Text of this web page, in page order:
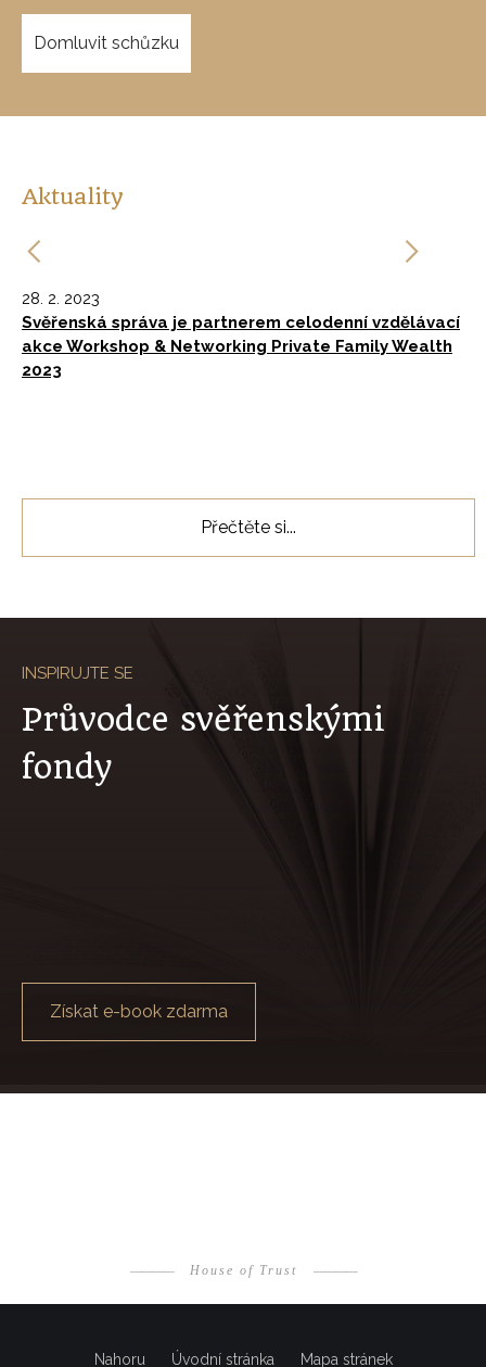
Domluvit schůzku
INSPIRUJTE SE
Průvodce svěřenskými
fondy
Získat e-book zdarma
Aktuality
28. 2. 2023
Svěřenská správa je partnerem celodenní vzdělávací
akce Workshop & Networking Private Family Wealth
2023
Přečtěte si...
————House of Trust ————
Nahoru Úvodní stránka Mapa stránek